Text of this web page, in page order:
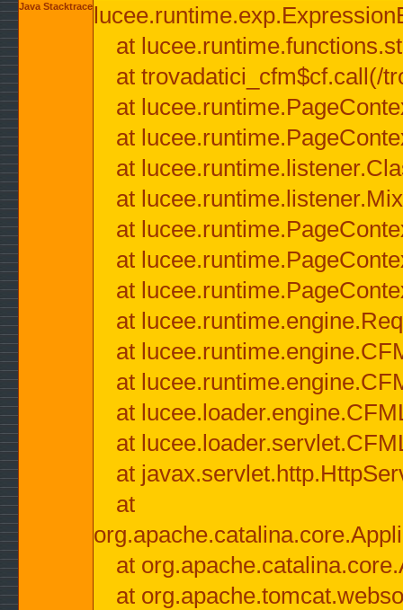
Java Stacktrace
at
at trovadatici_cfm$cf.call(/
at
at
at
at
at
at
at
at
at
at
at
at
at
at
at
at